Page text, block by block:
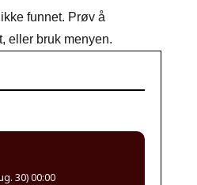
funnet. Prøv å
eller bruk menyen.
30) 00:00